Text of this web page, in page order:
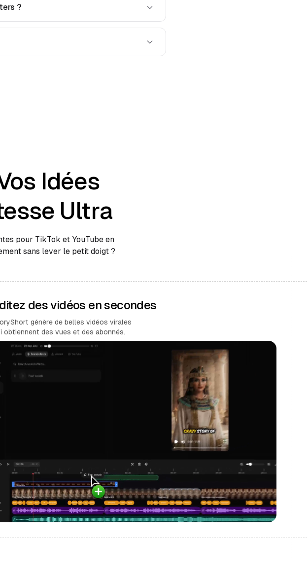
?
Idées
Ultra
pour TikTok et YouTube en
sans lever le petit doigt ?
des vidéos en secondes
génère de belles vidéos virales
obtiennent des vues et des abonnés.